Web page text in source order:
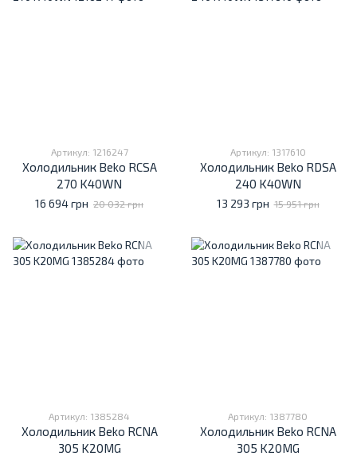
Артикул: 1216247
Холодильник Beko RCSA
270 K40WN
16 694 грн 20 032 грн
Артикул: 1317610
Холодильник Beko RDSA
240 K40WN
13 293 грн 15 951 грн
Артикул: 1385284
Холодильник Beko RCNA
305 K20MG
Артикул: 1387780
Холодильник Beko RCNA
305 K20MG